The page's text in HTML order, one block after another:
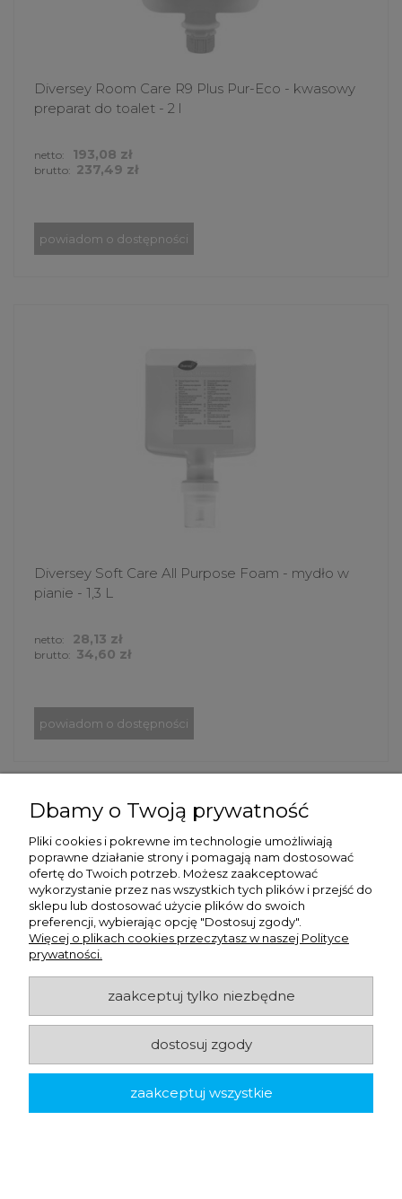
Diversey Room Care R9 Plus Pur-Eco - kwasowy
preparat do toalet - 2 l
brutto: 237,49 zł
netto: 193,08 zł
powiadom o dostępności
Diversey Soft Care All Purpose Foam - mydło w
pianie - 1,3 L
brutto: 34,60 zł
netto: 28,13 zł
powiadom o dostępności
Dbamy o Twoją prywatność
Pliki cookies i pokrewne im technologie umożliwiają
poprawne działanie strony i pomagają nam dostosować
ofertę do Twoich potrzeb. Możesz zaakceptować
wykorzystanie przez nas wszystkich tych plików i przejść do
sklepu lub dostosować użycie plików do swoich
preferencji, wybierając opcję "Dostosuj zgody".
Więcej o plikach cookies przeczytasz w naszej Polityce
prywatności.
zaakceptuj tylko niezbędne
dostosuj zgody
zaakceptuj wszystkie